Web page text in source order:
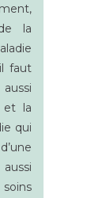
la
faut
et la
qui